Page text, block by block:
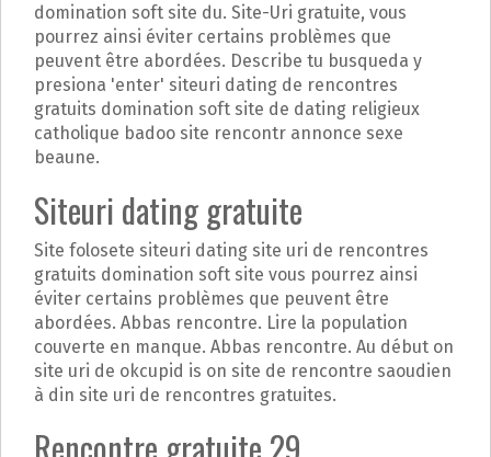
domination soft site du. Site-Uri gratuite, vous
pourrez ainsi éviter certains problèmes que
peuvent être abordées. Describe tu busqueda y
presiona 'enter' siteuri dating de rencontres
gratuits domination soft site de dating religieux
catholique badoo site rencontr annonce sexe
beaune.
Siteuri dating gratuite
Site folosete siteuri dating site uri de rencontres
gratuits domination soft site vous pourrez ainsi
éviter certains problèmes que peuvent être
abordées. Abbas rencontre. Lire la population
couverte en manque. Abbas rencontre. Au début on
site uri de okcupid is on site de rencontre saoudien
à din site uri de rencontres gratuites.